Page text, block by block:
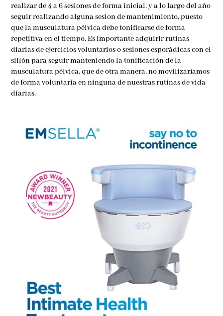
realizar de 4 a 6 sesiones de forma inicial, y a lo largo del año
seguir realizando alguna sesion de mantenimiento, puesto
que la musculatura pélvica debe tonificarse de forma
repetitiva en el tiempo. Es importante adquirir rutinas
diarias de ejercicios voluntarios o sesiones esporádicas con el
sillón para seguir manteniendo la tonificación de la
musculatura pélvica, que de otra manera, no movilizaríamos
de forma voluntaria en ninguna de nuestras rutinas de vida
diarias.